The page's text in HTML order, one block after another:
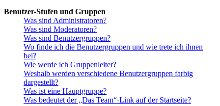
Benutzer-Stufen und Gruppen
Was sind Administratoren?
Was sind Moderatoren?
Was sind Benutzergruppen?
Wo finde ich die Benutzergruppen und wie trete ich ihnen
bei?
Wie werde ich Gruppenleiter?
Weshalb werden verschiedene Benutzergruppen farbig
dargestellt?
Was ist eine Hauptgruppe?
Was bedeutet der „Das Team“-Link auf der Startseite?